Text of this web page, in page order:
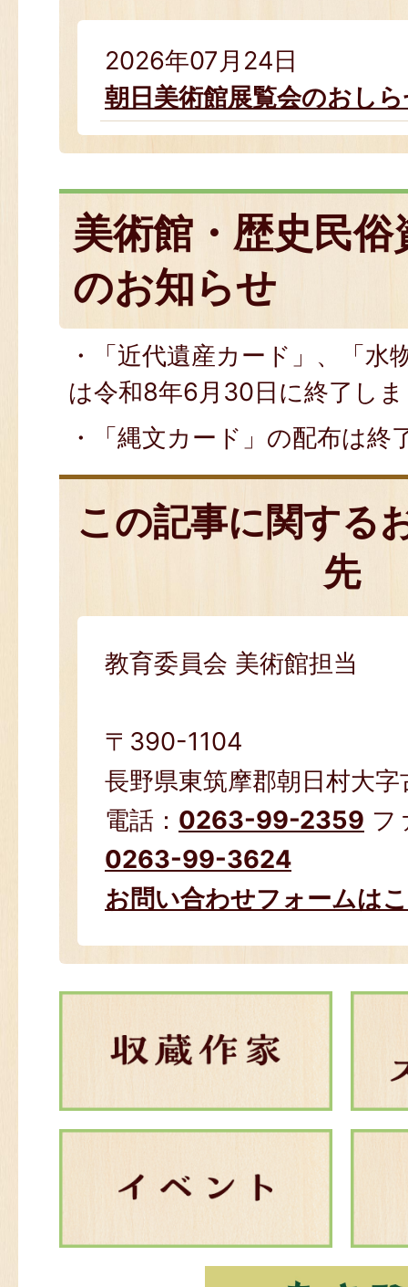
2026年07月24日
朝日美術館展覧会のおし
美術館・歴史民
のお知らせ
・「近代遺産カード」、「水
は令和8年6月30日に終了し
・「縄文カード」の配布は終
この記事に関する
先
教育委員会 美術館担当
〒390-1104
長野県東筑摩郡朝日村大
電話： 0263-99-2359 フ
0263-99-3624
お問い合わせフォームは